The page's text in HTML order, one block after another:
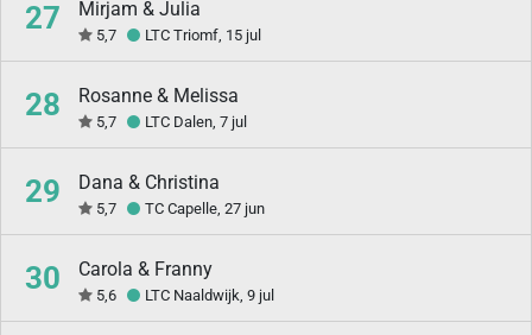
27 Mirjam & Julia
5,7 LTC Triomf, 15 jul
28 Rosanne & Melissa
5,7 LTC Dalen, 7 jul
29 Dana & Christina
5,7 TC Capelle, 27 jun
30 Carola & Franny
5,6 LTC Naaldwijk, 9 jul